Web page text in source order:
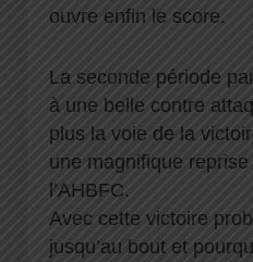
ouvre enfin le score.
La seconde période
à une belle contre
plus la voie de la
une magnifique
l’AHBFC.
Avec cette victoire
jusqu’au bout et